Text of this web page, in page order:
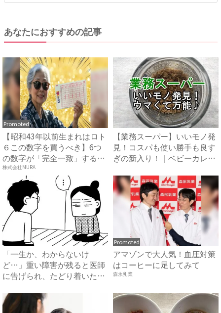
あなたにおすすめの記事
Promoted
【昭和43年以前生まれはロト
６この数字を買うべき】6つ
の数字が「完全一致」する
方...
株式会社MURA
【業務スーパー】いいモノ発
見！コスパも使い勝手も良す
ぎの新入り！｜ベビーカレン
「一生か、わからないけ
ど…」重い障害が残ると医師
に告げられ、たどり着いた答
Promoted
アマゾンで大人気！血圧対策
はコーヒーに足してみて
森永乳業